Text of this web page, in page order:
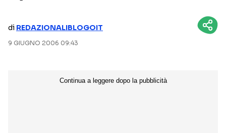
di REDAZIONALIBLOGOIT
9 GIUGNO 2006 09:43